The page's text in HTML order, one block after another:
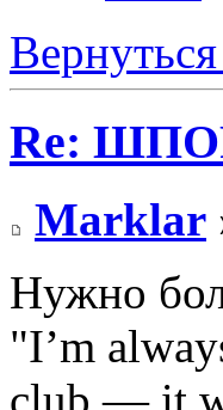
Re:
Marklar
Нужно
"I’m
club — it